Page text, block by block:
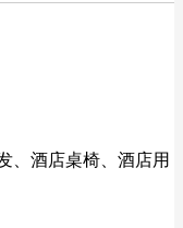
、酒店桌椅、酒店用